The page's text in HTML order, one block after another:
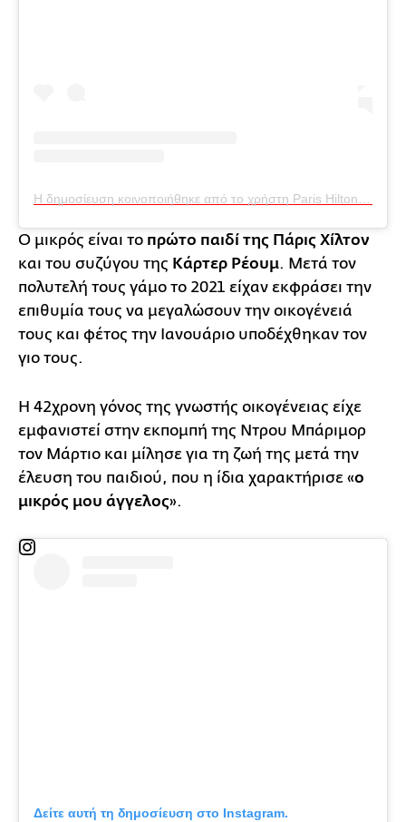
Ο μικρός είναι το πρώτο παιδί της Πάρις Χίλτον
και του συζύγου της Κάρτερ Ρέουμ. Μετά τον
πολυτελή τους γάμο το 2021 είχαν εκφράσει την
επιθυμία τους να μεγαλώσουν την οικογένειά
τους και φέτος την Ιανουάριο υποδέχθηκαν τον
γιο τους.
Η 42χρονη γόνος της γνωστής οικογένειας είχε
εμφανιστεί στην εκπομπή της Ντρου Μπάριμορ
τον Μάρτιο και μίλησε για τη ζωή της μετά την
έλευση του παιδιού, που η ίδια χαρακτήρισε «ο
μικρός μου άγγελος».
Δείτε αυτή τη δημοσίευση στο Instagram.